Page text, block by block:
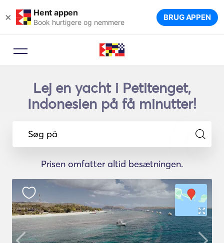
× Hent appen
Book hurtigere og nemmere BRUG APPEN
Lej en yacht i Petitenget,
Indonesien på få minutter!
Søg på
Prisen omfatter altid besætningen.